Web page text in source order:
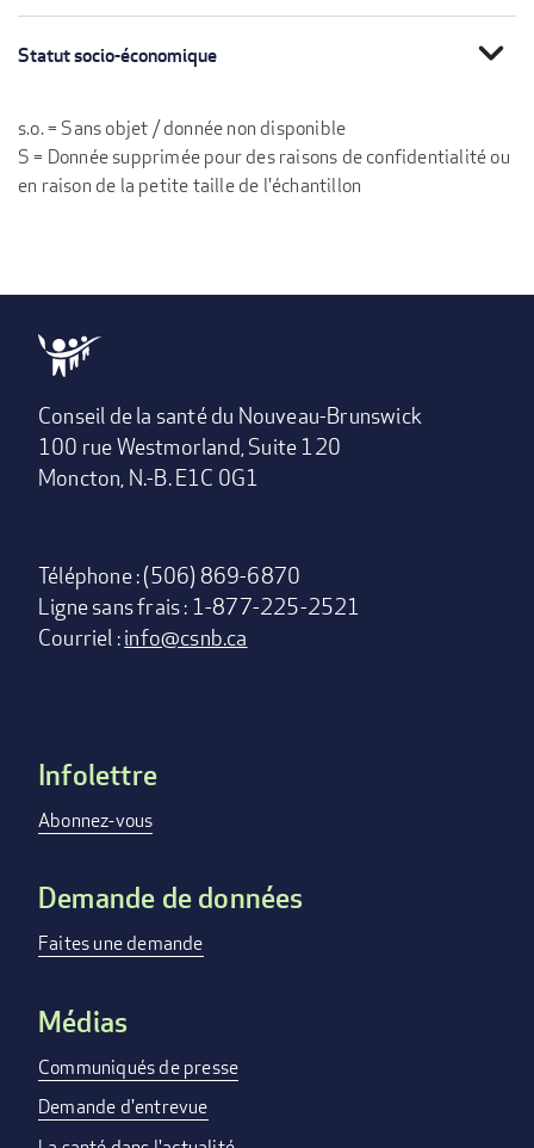
Statut socio-économique expand_more
s.o. = Sans objet / donnée non disponible
S = Donnée supprimée pour des raisons de confidentialité ou
en raison de la petite taille de l'échantillon
Conseil de la santé du Nouveau-Brunswick
100 rue Westmorland, Suite 120
Moncton, N.-B. E1C 0G1
Téléphone : (506) 869-6870
Ligne sans frais : 1-877-225-2521
Courriel :info@csnb.ca
Footer
menu
Infolettre
Abonnez-vous
Demande de données
Faites une demande
Médias
Communiqués de presse
Demande d'entrevue